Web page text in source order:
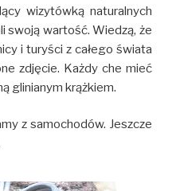
wizytówką naturalnych
swoją wartość. Wiedzą, że
i turyści z całego świata
zdjęcie. Każdy che mieć
glinianym krążkiem.
z samochodów. Jeszcze